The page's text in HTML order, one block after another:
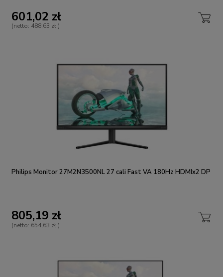
601,02 zł
(netto: 488,63 zł )
Philips Monitor 27M2N3500NL 27 cali Fast VA 180Hz HDMIx2 DP
805,19 zł
(netto: 654,63 zł )